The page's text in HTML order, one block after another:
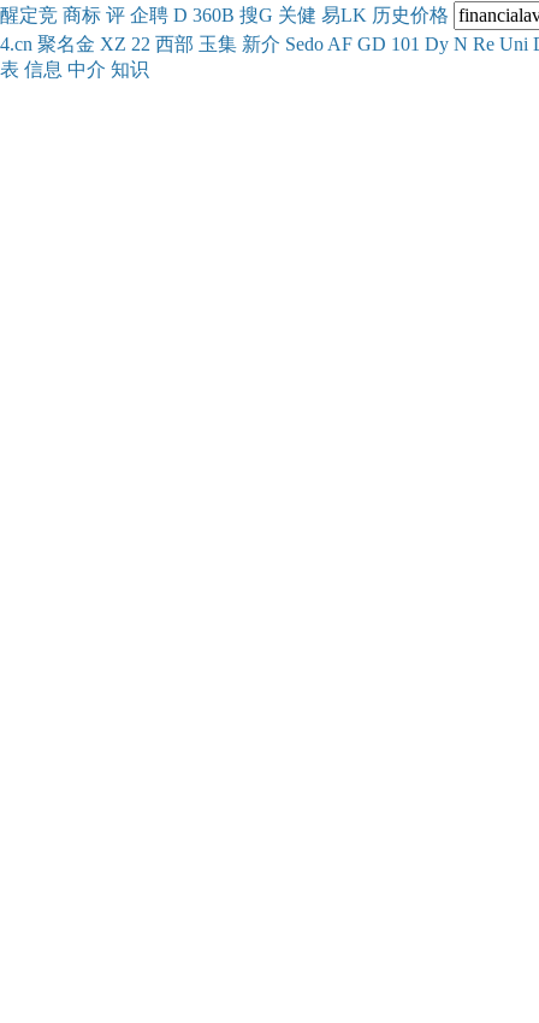
醒定竞 商标 评 企聘 D 360B 搜G 关健 易LK 历史价格
4.cn 聚名金 XZ 22 西部 玉集 新介 Sedo AF GD 101 Dy N Re Uni
表 信息 中介 知识